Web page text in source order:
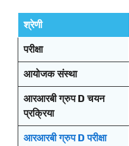
श्रेणी
परीक्षा
आयोजक संस्था
आरआरबी ग्रुप D चयन
प्रक्रिया
आरआरबी ग्रुप D परीक्षा